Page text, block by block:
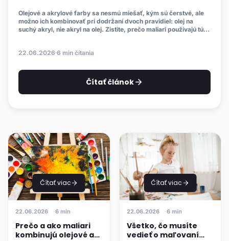
Olejové a akrylové farby sa nesmú miešať, kým sú čerstvé, ale
možno ich kombinovať pri dodržaní dvoch pravidiel: olej na
suchý akryl, nie akryl na olej. Zistite, prečo maliari používajú túto
22.06.2026 6 min čítania
Čítať článok
Čítať viac
22.06.2026 6 min
Prečo a ako maliari
kombinujú olejové a
Čítať viac
22.06.2026 6 min
Všetko, čo musíte
vedieť o maľovaní